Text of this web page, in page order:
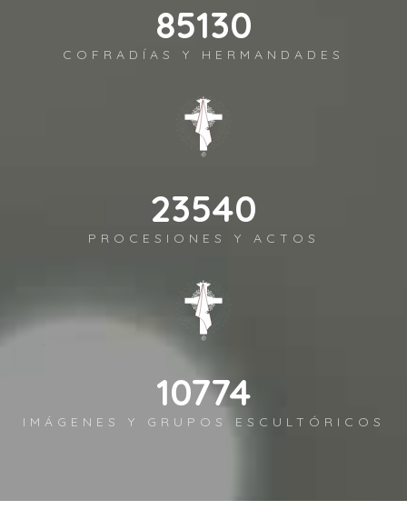
98372
COFRADÍAS Y HERMANDADES
27202
PROCESIONES Y ACTOS
12450
IMÁGENES Y GRUPOS ESCULTÓRICOS